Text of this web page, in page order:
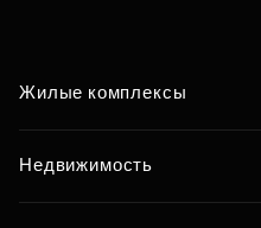
Жилые комплексы
Недвижимость